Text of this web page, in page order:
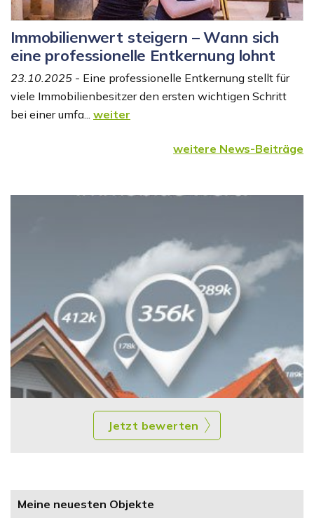
Immobilienwert steigern – Wann sich
eine professionelle Entkernung lohnt
23.10.2025 - Eine professionelle Entkernung stellt für
viele Immobilienbesitzer den ersten wichtigen Schritt
bei einer umfa... weiter
weitere News-Beiträge
Jetzt bewerten
Meine neuesten Objekte